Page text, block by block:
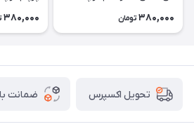
380,000 تومان 380,000
تحویل اکسپرس ضمانت